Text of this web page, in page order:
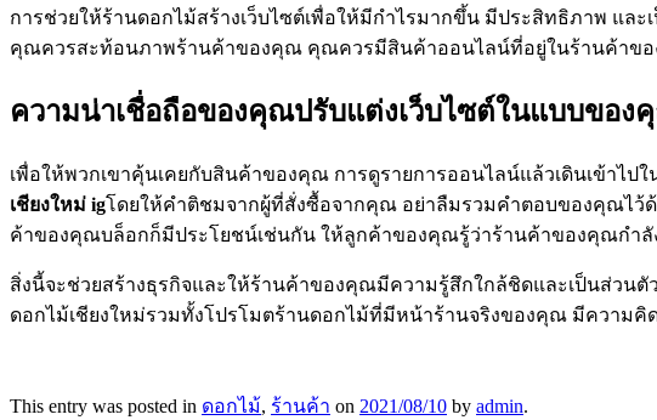
การช่วยให้ร้านดอกไม้สร้างเว็บไซต์เพื่อให้มีกำไรมากขึ้น มีประสิทธิภาพ แ
คุณควรสะท้อนภาพร้านค้าของคุณ คุณควรมีสินค้าออนไลน์ที่อยู่ในร้านค้าข
ความน่าเชื่อถือของคุณปรับแต่งเว็บไซต์ในแบบขอ
เพื่อให้พวกเขาคุ้นเคยกับสินค้าของคุณ การดูรายการออนไลน์แล้วเดินเข้าไ
เชียงใหม่ igโดยให้คำติชมจากผู้ที่สั่งซื้อจากคุณ อย่าลืมรวมคำตอบของคุณไว้ด้
ค้าของคุณบล็อกก็มีประโยชน์เช่นกัน ให้ลูกค้าของคุณรู้ว่าร้านค้าของคุณกำลั
สิ่งนี้จะช่วยสร้างธุรกิจและให้ร้านค้าของคุณมีความรู้สึกใกล้ชิดและเป็นส่วน
ดอกไม้เชียงใหม่รวมทั้งโปรโมตร้านดอกไม้ที่มีหน้าร้านจริงของคุณ มีความคิ
This entry was posted in ดอกไม้, ร้านค้า on 2021/08/10 by admin.